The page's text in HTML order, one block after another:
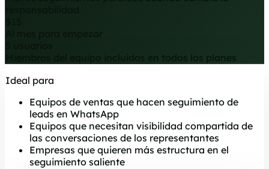
Miembros del equipo incluidos en todos los planes
Ideal para
Equipos de ventas que hacen seguimiento de
leads en WhatsApp
Equipos que necesitan visibilidad compartida de
las conversaciones de los representantes
Empresas que quieren más estructura en el
seguimiento saliente